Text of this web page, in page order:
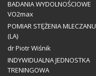
BADANIA WYDOLNOŚCIOWE
VO2max
POMIAR STĘŻENIA MLECZANU
(LA)
dr Piotr Wiśnik
INDYWIDUALNA JEDNOSTKA
TRENINGOWA